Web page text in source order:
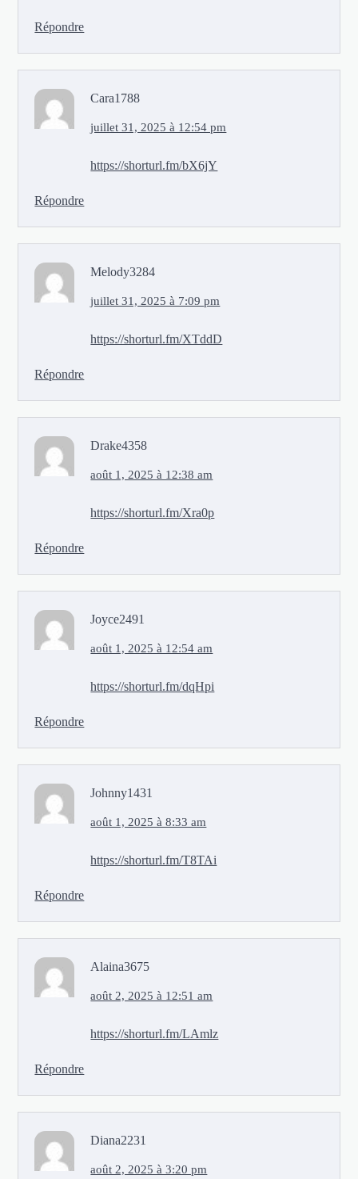
Répondre
Cara1788
juillet 31, 2025 à 12:54 pm
https://shorturl.fm/bX6jY
Répondre
Melody3284
juillet 31, 2025 à 7:09 pm
https://shorturl.fm/XTddD
Répondre
Drake4358
août 1, 2025 à 12:38 am
https://shorturl.fm/Xra0p
Répondre
Joyce2491
août 1, 2025 à 12:54 am
https://shorturl.fm/dqHpi
Répondre
Johnny1431
août 1, 2025 à 8:33 am
https://shorturl.fm/T8TAi
Répondre
Alaina3675
août 2, 2025 à 12:51 am
https://shorturl.fm/LAmlz
Répondre
Diana2231
août 2, 2025 à 3:20 pm